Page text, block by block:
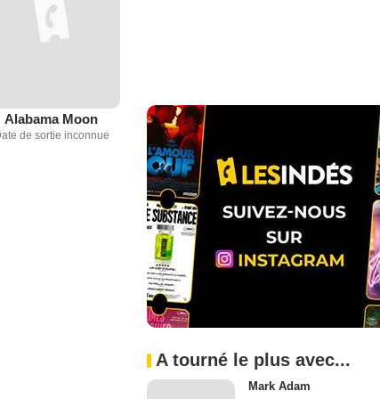
Alabama Moon
de sortie inconnue
A tourné le plus avec...
Mark Adam